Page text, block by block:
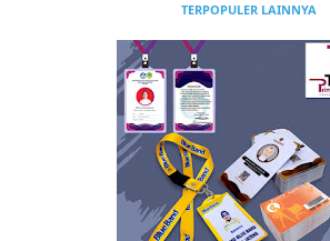
TERPOPULER LAINNYA